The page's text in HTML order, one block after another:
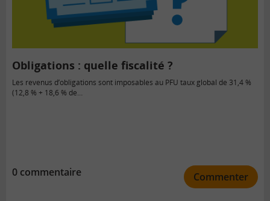
Obligations : quelle fiscalité ?
Les revenus d’obligations sont imposables au PFU taux global de 31,4 %
(12,8 % + 18,6 % de…
0 commentaire Commenter